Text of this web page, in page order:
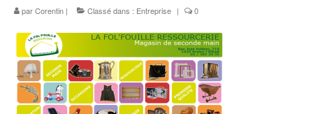
parCorentin | Classé dans : Entreprise | 0